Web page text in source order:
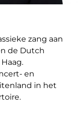
zang aan
de Dutch
en
in het